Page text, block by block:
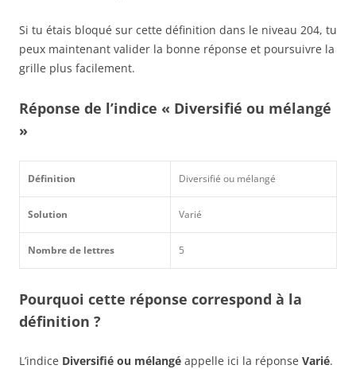
Si tu étais bloqué sur cette définition dans le niveau 204, tu
peux maintenant valider la bonne réponse et poursuivre la
grille plus facilement.
Réponse de l’indice « Diversifié ou mélangé
»
Définition Diversifié ou mélangé
Solution Varié
Nombre de lettres 5
Pourquoi cette réponse correspond à la
définition ?
L’indice Diversifié ou mélangé appelle ici la réponse Varié.